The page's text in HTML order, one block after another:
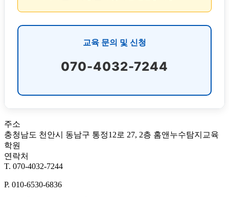
교육 문의 및 신청
070-4032-7244
주소
충청남도 천안시 동남구 통정12로 27, 2층 홈앤누수탐지교육
학원
연락처
T. 070-4032-7244
P. 010-6530-6836